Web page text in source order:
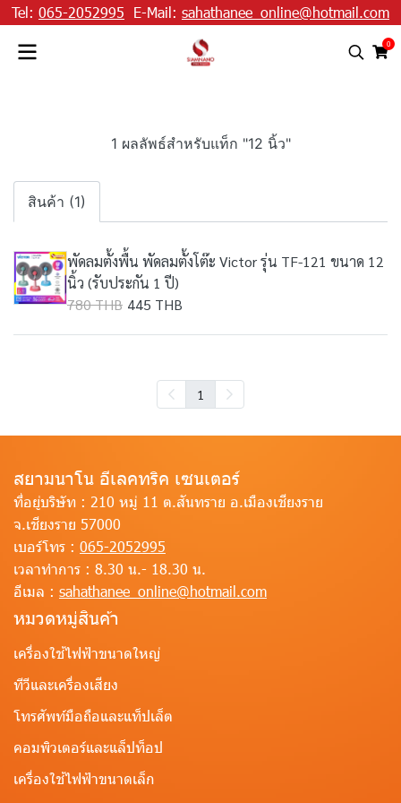
Tel: 065-2052995 E-Mail: sahathanee_online@hotmail.com
0
1 ผลลัพธ์สำหรับแท็ก "12 นิ้ว"
สินค้า (1)
พัดลมตั้งพื้น พัดลมตั้งโต๊ะ Victor รุ่น TF-121 ขนาด 12
นิ้ว (รับประกัน 1 ปี)
780 THB 445 THB
1
สยามนาโน อีเลคทริค เซนเตอร์
ที่อยู่บริษัท : 210 หมู่ 11 ต.สันทราย อ.เมืองเชียงราย
จ.เชียงราย 57000
เบอร์โทร : 065-2052995
เวลาทำการ : 8.30 น.- 18.30 น.
อีเมล : sahathanee_online@hotmail.com
หมวดหมู่สินค้า
เครื่องใช้ไฟฟ้าขนาดใหญ่
ทีวีและเครื่องเสียง
โทรศัพท์มือถือและแท็ปเล็ต
คอมพิวเตอร์และแล็ปท็อป
เครื่องใช้ไฟฟ้าขนาดเล็ก